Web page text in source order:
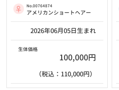
No.00764874
アメリカンショートヘアー
2026年06月05日生まれ
生体価格
100,000円
（税込：110,000円）